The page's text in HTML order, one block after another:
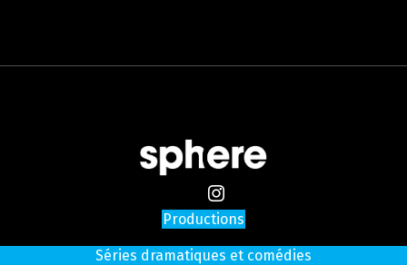
Productions
Séries dramatiques et comédies